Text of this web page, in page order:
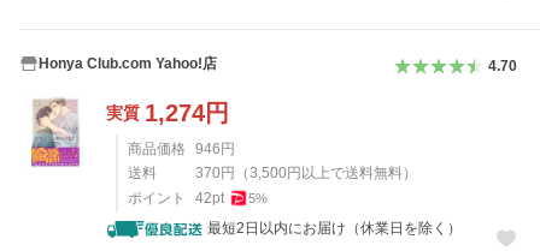
Honya Club.com Yahoo!店 4.70
実質 1,274円
商品価格 946 円
送料
370 円 （3,500 円以上で送料無料）
ポイント
42pt 5%
最短2日以内にお届け（休業日を除く）